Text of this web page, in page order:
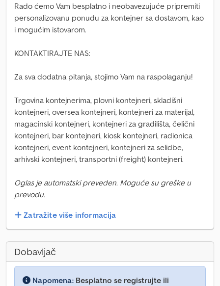
Rado ćemo Vam besplatno i neobavezujuće pripremiti
personalizovanu ponudu za kontejner sa dostavom, kao
i mogućim istovarom.
KONTAKTIRAJTE NAS:
Za sva dodatna pitanja, stojimo Vam na raspolaganju!
Trgovina kontejnerima, plovni kontejneri, skladišni
kontejneri, oversea kontejneri, kontejneri za materijal,
magacinski kontejneri, kontejneri za gradilišta, čelični
kontejneri, bar kontejneri, kiosk kontejneri, radionica
kontejneri, event kontejneri, kontejneri za selidbe,
arhivski kontejneri, transportni (freight) kontejneri.
Oglas je automatski preveden. Moguće su greške u
prevodu.
Zatražite više informacija
Dobavljač
Napomena: Besplatno se registrujte ili